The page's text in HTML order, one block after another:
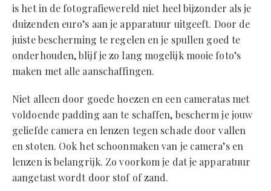
is het in de fotografiewereld niet heel bijzonder als je
duizenden euro’s aan je apparatuur uitgeeft. Door de
juiste bescherming te regelen en je spullen goed te
onderhouden, blijf je zo lang mogelijk mooie foto’s
maken met alle aanschaffingen.
Niet alleen door goede hoezen en een cameratas met
voldoende padding aan te schaffen, bescherm je jouw
geliefde camera en lenzen tegen schade door vallen
en stoten. Ook het schoonmaken van je camera’s en
lenzen is belangrijk. Zo voorkom je dat je apparatuur
aangetast wordt door stof of zand.